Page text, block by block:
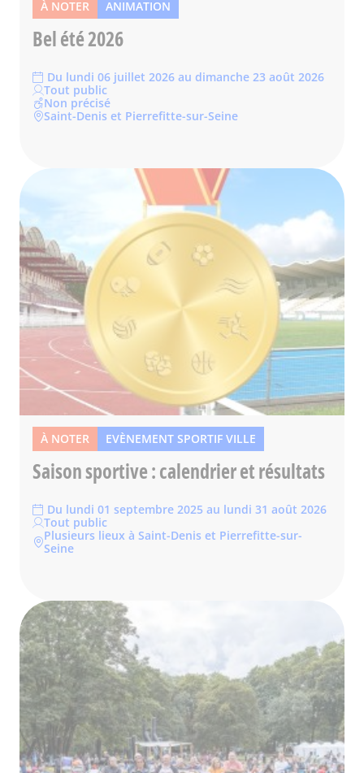
À NOTER ANIMATION
Bel été 2026
Du lundi 06 juillet 2026 au dimanche 23 août 2026
Tout public
Non précisé
Saint-Denis et Pierrefitte-sur-Seine
À NOTER EVÈNEMENT SPORTIF VILLE
Saison sportive : calendrier et résultats
Du lundi 01 septembre 2025 au lundi 31 août 2026
Tout public
Plusieurs lieux à Saint-Denis et Pierrefitte-sur-
Seine